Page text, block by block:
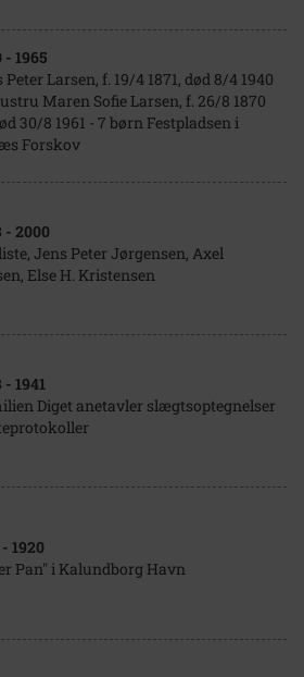
- 1965
Peter Larsen, f. 19/4 1871, død 8/4 1940
Maren Sofie Larsen, f. 26/8 1870
30/8 1961 - 7 børn Festpladsen i
Forskov
- 2000
Jens Peter Jørgensen, Axel
Else H. Kristensen
- 1941
Diget anetavler slægtsoptegnelser
- 1920
Pan" i Kalundborg Havn